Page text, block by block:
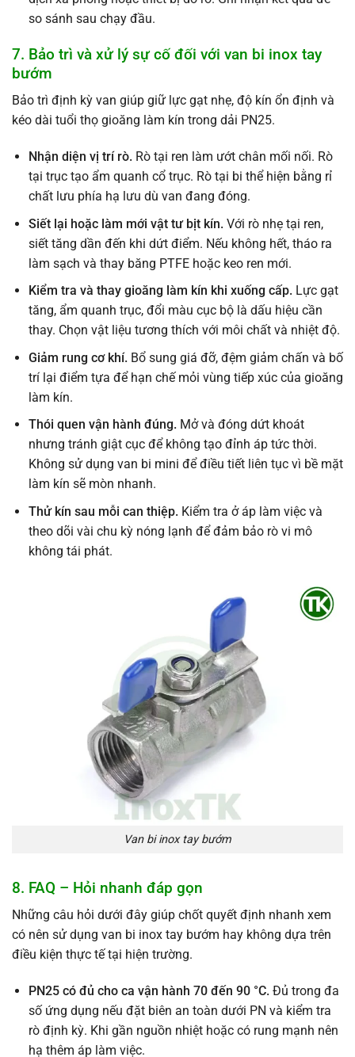
so sánh sau chạy đầu.
7. Bảo trì và xử lý sự cố đối với van bi inox tay
bướm
Bảo trì định kỳ van giúp giữ lực gạt nhẹ, độ kín ổn định và
kéo dài tuổi thọ gioăng làm kín trong dải PN25.
Nhận diện vị trí rò.Rò tại ren làm ướt chân mối nối. Rò
tại trục tạo ẩm quanh cổ trục. Rò tại bi thể hiện bằng rỉ
chất lưu phía hạ lưu dù van đang đóng.
Siết lại hoặc làm mới vật tư bịt kín.Với rò nhẹ tại ren,
siết tăng dần đến khi dứt điểm. Nếu không hết, tháo ra
làm sạch và thay băng PTFE hoặc keo ren mới.
Kiểm tra và thay gioăng làm kín khi xuống cấp.Lực gạt
tăng, ẩm quanh trục, đổi màu cục bộ là dấu hiệu cần
thay. Chọn vật liệu tương thích với môi chất và nhiệt độ.
Giảm rung cơ khí.Bổ sung giá đỡ, đệm giảm chấn và bố
trí lại điểm tựa để hạn chế mỏi vùng tiếp xúc của gioăng
làm kín.
Thói quen vận hành đúng.Mở và đóng dứt khoát
nhưng tránh giật cục để không tạo đỉnh áp tức thời.
Không sử dụng van bi mini để điều tiết liên tục vì bề mặt
làm kín sẽ mòn nhanh.
Thử kín sau mỗi can thiệp.Kiểm tra ở áp làm việc và
theo dõi vài chu kỳ nóng lạnh để đảm bảo rò vi mô
không tái phát.
Van bi inox tay bướm
8. FAQ – Hỏi nhanh đáp gọn
Những câu hỏi dưới đây giúp chốt quyết định nhanh xem
có nên sử dụng van bi inox tay bướm hay không dựa trên
điều kiện thực tế tại hiện trường.
PN25 có đủ cho ca vận hành 70 đến 90 °C.Đủ trong đa
số ứng dụng nếu đặt biên an toàn dưới PN và kiểm tra
rò định kỳ. Khi gần nguồn nhiệt hoặc có rung mạnh nên
hạ thêm áp làm việc.